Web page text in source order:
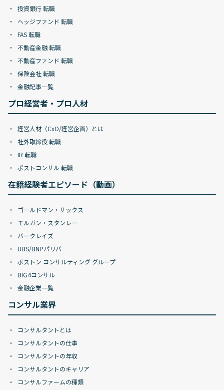
投資銀行 転職
ヘッジファンド 転職
FAS 転職
不動産金融 転職
不動産ファンド 転職
保険会社 転職
金融記事一覧
プロ経営者・プロ人材
経営人材（CxO/経営企画）とは
社外取締役 転職
IR 転職
ポストコンサル 転職
在籍経験者エピソード（動画）
ゴールドマン・サックス
モルガン・スタンレー
バークレイズ
UBS/BNPパリバ
ボストン コンサルティング グループ
BIG4コンサル
金融企業一覧
コンサル業界
コンサルタントとは
コンサルタントの仕事
コンサルタントの年収
コンサルタントのキャリア
コンサルファームの種類